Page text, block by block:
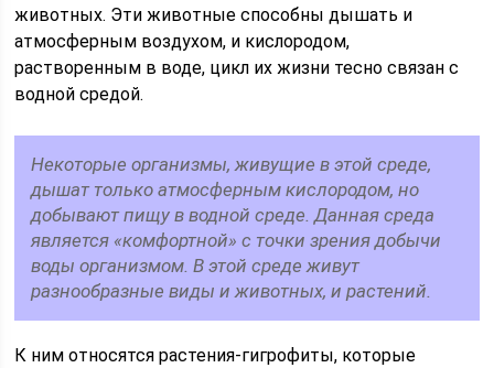
животных. Эти животные способны дышать и
атмосферным воздухом, и кислородом,
растворенным в воде, цикл их жизни тесно связан с
водной средой.
Некоторые организмы, живущие в этой среде,
дышат только атмосферным кислородом, но
добывают пищу в водной среде. Данная среда
является «комфортной» с точки зрения добычи
воды организмом. В этой среде живут
разнообразные виды и животных, и растений.
К ним относятся растения-гигрофиты, которые